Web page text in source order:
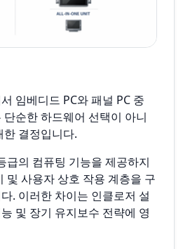
임베디드 PC와 패널 PC 중
순한 하드웨어 선택이 아니
결정입니다.
급의 컴퓨팅 기능을 제공하지
및 사용자 상호 작용 계층을 구
. 이러한 차이는 인클로저 설
및 장기 유지보수 전략에 영